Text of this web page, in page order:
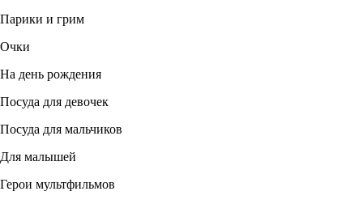
Парики и грим
Очки
На день рождения
Посуда для девочек
Посуда для мальчиков
Для малышей
Герои мультфильмов